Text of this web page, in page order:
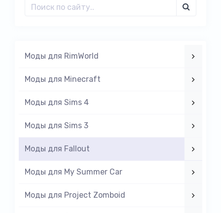
Моды для RimWorld
Моды для Minecraft
Моды для Sims 4
Моды для Sims 3
Моды для Fallout
Моды для My Summer Car
Моды для Project Zomboid